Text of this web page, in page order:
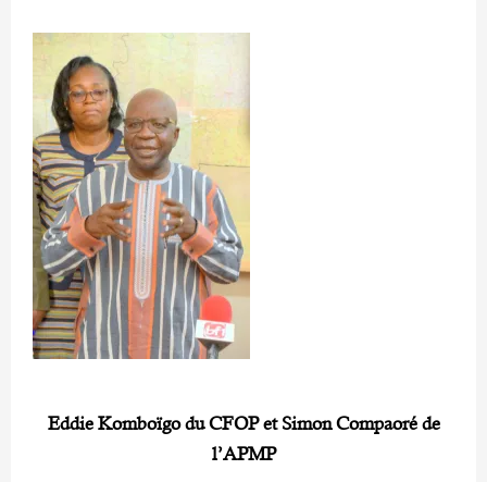
Eddie Komboïgo du CFOP et Simon Compaoré de
l’APMP